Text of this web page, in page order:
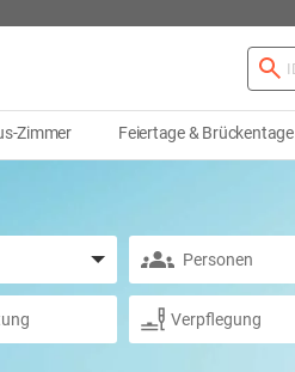
Zimmer Feiertage & Brückentage